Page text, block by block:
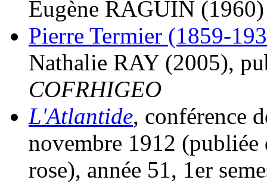
Eugène RAGUIN (1960)
Pierre Termier (1859-
Nathalie RAY (2005),
COFRHIGEO
L'Atlantide, conférence
novembre 1912
rose), année 51, 1er